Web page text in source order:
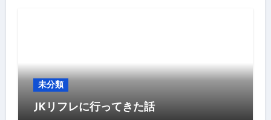
未分類
JKリフレに行ってきた話